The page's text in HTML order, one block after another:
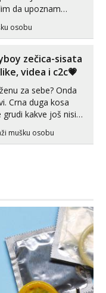
da upoznam
Klikni na link
osobu
zečica-sisata
videa i c2c💗
za sebe? Onda
Crna duga kosa
kakve još nisi
A usne? O usnama
Prave pune usne
u pamćenje, jer
mušku osobu